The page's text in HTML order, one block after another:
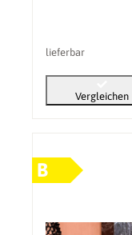
lieferbar
Vergleichen
B